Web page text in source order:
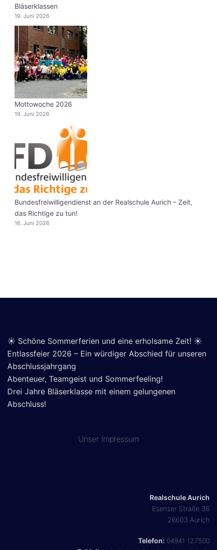
Bläserklassen
19. Juni 2026
Mottowoche 2026
19. Juni 2026
Bundesfreiwilligendienst an der Realschule Aurich – Zeit,
das Richtige zu tun!
16. Juni 2026
☀️ Schöne Sommerferien und eine erholsame Zeit! ☀️
Entlassfeier 2026 – Ein würdiger Abschied für unseren
Abschlussjahrgang
Abenteuer, Teamgeist und Sommerfeeling!
Drei Jahre Bläserklasse mit einem gelungenen
Abschluss!
Unser Impressum
Realschule Aurich
Esenser Straße 36
26603 Aurich
Telefon: 04941 127500